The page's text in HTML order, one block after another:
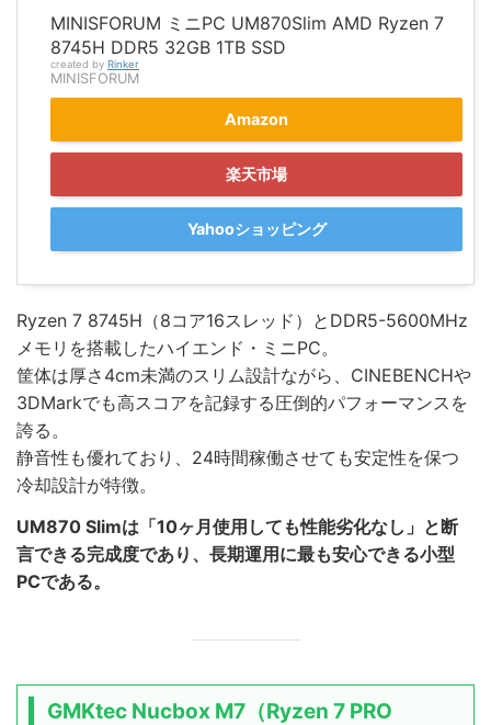
MINISFORUM ミニPC UM870Slim AMD Ryzen 7
8745H DDR5 32GB 1TB SSD
created by Rinker
MINISFORUM
Amazon
楽天市場
Yahooショッピング
Ryzen 7 8745H（8コア16スレッド）とDDR5-5600MHz
メモリを搭載したハイエンド・ミニPC。
筐体は厚さ4cm未満のスリム設計ながら、CINEBENCHや
3DMarkでも高スコアを記録する圧倒的パフォーマンスを
誇る。
静音性も優れており、24時間稼働させても安定性を保つ
冷却設計が特徴。
UM870 Slimは「10ヶ月使用しても性能劣化なし」と断
言できる完成度であり、長期運用に最も安心できる小型
PCである。
GMKtec Nucbox M7（Ryzen 7 PRO